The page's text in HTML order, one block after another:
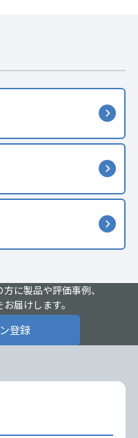
に製品や評価事例、
届けします。
登録